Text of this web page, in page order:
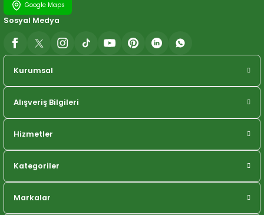
Google Maps
Kurumsal
Alışveriş Bilgileri
Hizmetler
Kategoriler
Markalar
Sosyal Medya